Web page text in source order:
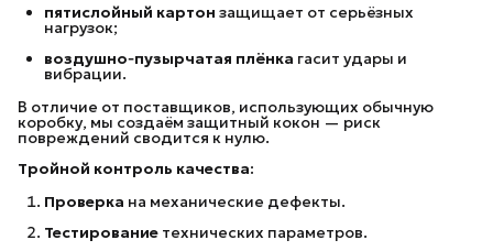
пятислойный картон защищает от серьёзных
нагрузок;
воздушно‑пузырчатая плёнка гасит удары и
вибрации.
В отличие от поставщиков, использующих обычную
коробку, мы создаём защитный кокон — риск
повреждений сводится к нулю.
Тройной контроль качества:
Проверка на механические дефекты.
Тестирование технических параметров.